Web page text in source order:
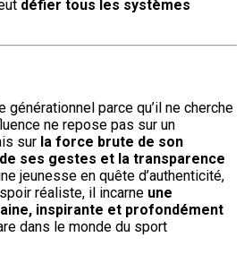
défier tous les systèmes
parce qu’il ne cherche
ne repose pas sur un
sur la force brute de son
ses gestes et la transparence
jeunesse en quête d’authenticité,
réaliste, il incarne une
inspirante et profondément
dans le monde du sport